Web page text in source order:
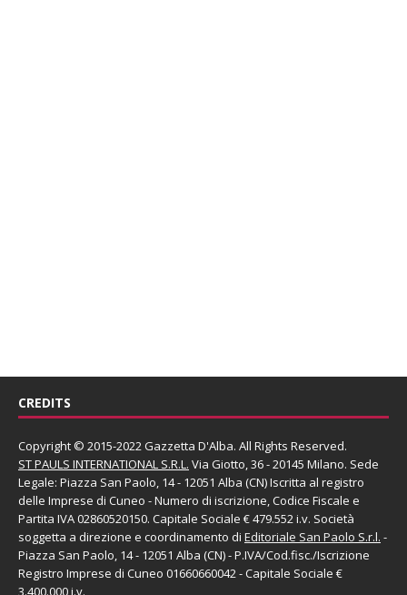
CREDITS
Copyright © 2015-2022 Gazzetta D'Alba. All Rights Reserved.
ST PAULS INTERNATIONAL S.R.L. Via Giotto, 36 - 20145 Milano. Sede
Legale: Piazza San Paolo, 14 - 12051 Alba (CN) Iscritta al registro
delle Imprese di Cuneo - Numero di iscrizione, Codice Fiscale e
Partita IVA 02860520150. Capitale Sociale € 479.552 i.v. Società
soggetta a direzione e coordinamento di Editoriale San Paolo S.r.l. -
Piazza San Paolo, 14 - 12051 Alba (CN) - P.IVA/Cod.fisc./Iscrizione
Registro Imprese di Cuneo 01660660042 - Capitale Sociale €
3.400.000 i.v.